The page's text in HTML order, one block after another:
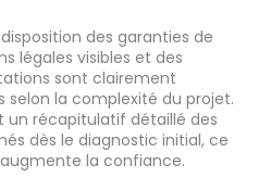
des garanties de
légales visibles et des
sont clairement
selon la complexité du projet.
un récapitulatif détaillé des
dès le diagnostic initial, ce
la confiance.